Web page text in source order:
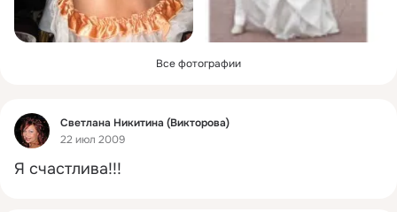
Все фотографии
Фид
Светлана Никитина (Викторова)
22 июл 2009
Я счастлива!!!